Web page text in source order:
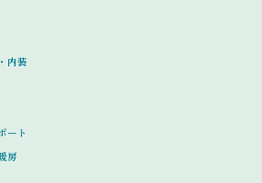
内装
ート
房